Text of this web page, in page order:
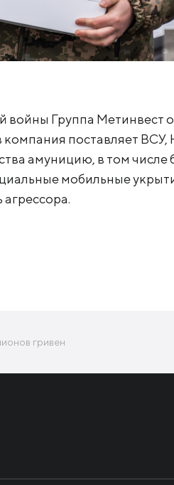
войны Группа Метинвест
поставляет
амуницию, в том числе
мобильные
гривен